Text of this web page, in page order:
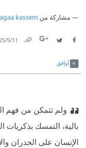
مشاركة من kassem
11‏/5‏/2025
أوافق
ولم تتمكن من فهم
بالية، التمسك بذكريات
الإنسان على الجدران